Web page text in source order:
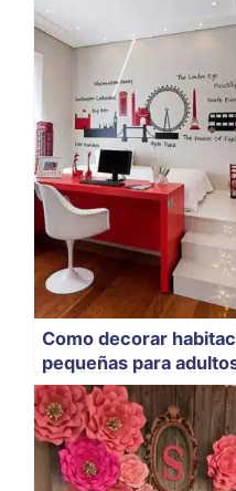
Como decorar
pequeñas para